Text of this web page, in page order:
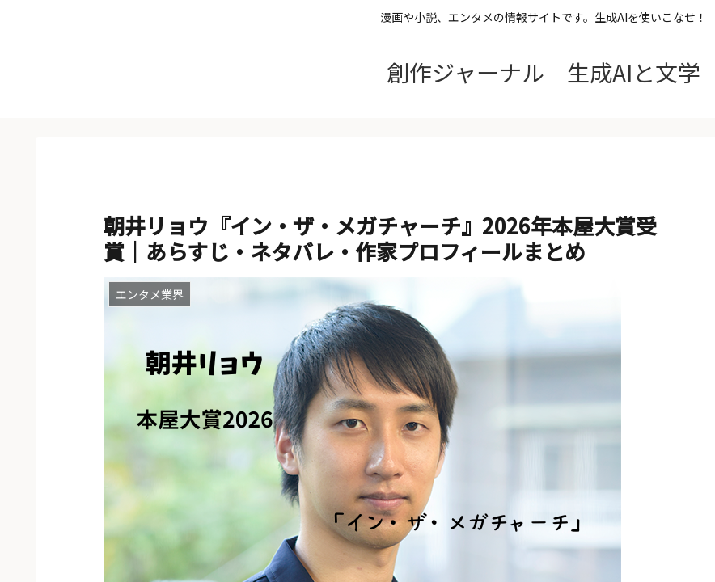
漫画や小説、エンタメの情報サイトです。生成AIを使いこなせ！
創作ジャーナル 生成AIと文学
朝井リョウ『イン・ザ・メガチャーチ』2026年本屋大賞受
賞｜あらすじ・ネタバレ・作家プロフィールまとめ
エンタメ業界